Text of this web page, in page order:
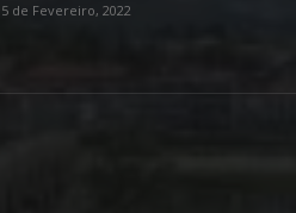
5 de Fevereiro, 2022